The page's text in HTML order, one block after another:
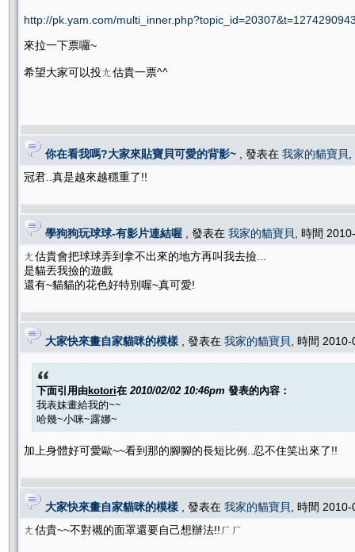
http://pk.yam.com/
來拉一下票囉~
希望大家可以投ㄤ估貴一票^^
你在看我嗎?大家來貼寶貝可愛的背影~ , 發表在 我家的貓寶貝
冠君..真是越來越穩重了!!
學狗狗玩球球-有影片連結喔 , 發表在 我家的貓寶貝
, 時間
ㄤ估貴會把球球弄到拿不出來的地方再叫我去撿...
是貓丟我撿的遊戲
還有~貓貓的花色好特別喔~真可愛!
大家快來畫自家貓咪的模樣 , 發表在 我家的貓寶貝 , 時間
下面引用由kotori在 2010/02/02 10:46pm 發表的內容：
我表妹畫給我的~~
哈幾~小咪~露娜~
加上身體好可愛歐~~看到那的腳腳的長短比例..忍不住笑出來了!!
大家快來畫自家貓咪的模樣 , 發表在 我家的貓寶貝
, 時間
ㄤ估貴~~不對襯的面罩還要自己想辦法!!ㄏㄏ